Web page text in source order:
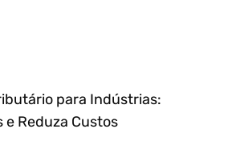
para Indústrias:
e Reduza Custos